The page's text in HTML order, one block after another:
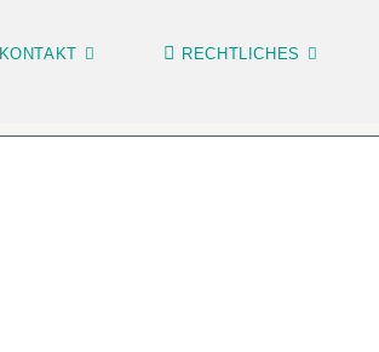
KONTAKT RECHTLICHES